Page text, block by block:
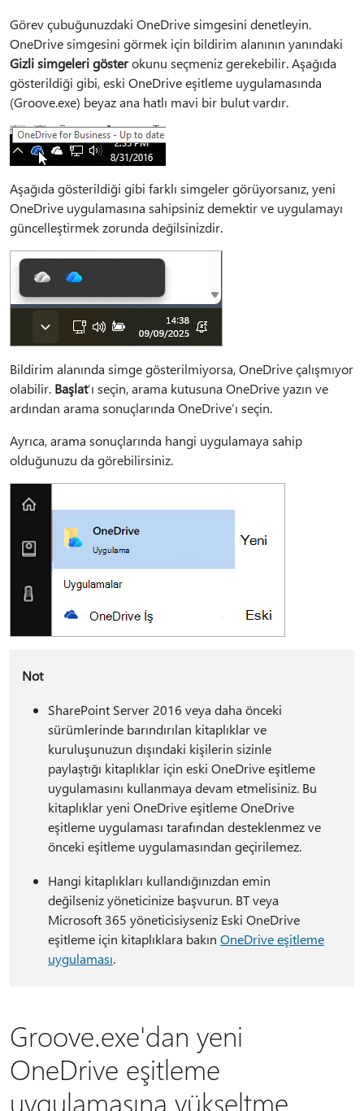
Görev çubuğunuzdaki OneDrive simgesini denetleyin.
OneDrive simgesini görmek için bildirim alanının yanındaki
Gizli simgeleri gösterokunu seçmeniz gerekebilir. Aşağıda
gösterildiği gibi, eski OneDrive eşitleme uygulamasında
(Groove.exe) beyaz ana hatlı mavi bir bulut vardır.
Aşağıda gösterildiği gibi farklı simgeler görüyorsanız, yeni
OneDrive uygulamasına sahipsiniz demektir ve uygulamayı
güncelleştirmek zorunda değilsinizdir.
Bildirim alanında simge gösterilmiyorsa, OneDrive çalışmıyor
olabilir. Başlat’ı seçin, arama kutusuna OneDrive yazın ve
ardından arama sonuçlarında OneDrive’ı seçin.
Ayrıca, arama sonuçlarında hangi uygulamaya sahip
olduğunuzu da görebilirsiniz.
Not
SharePoint Server 2016 veya daha önceki
sürümlerinde barındırılan kitaplıklar ve
kuruluşunuzun dışındaki kişilerin sizinle
paylaştığı kitaplıklar için eski OneDrive eşitleme
uygulamasını kullanmaya devam etmelisiniz. Bu
kitaplıklar yeni OneDrive eşitleme OneDrive
eşitleme uygulaması tarafından desteklenmez ve
önceki eşitleme uygulamasından geçirilemez.
Hangi kitaplıkları kullandığınızdan emin
değilseniz yöneticinize başvurun. BT veya
Microsoft 365 yöneticisiyseniz Eski OneDrive
eşitleme için kitaplıklara bakın OneDrive eşitleme
uygulaması.
Groove.exe'dan yeni
OneDrive eşitleme
uygulamasına yükseltme